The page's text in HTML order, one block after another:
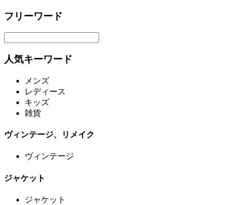
フリーワード
人気キーワード
メンズ
レディース
キッズ
雑貨
ヴィンテージ、リメイク
ヴィンテージ
ジャケット
ジャケット